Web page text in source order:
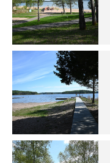
Lue
Leirintäoppaan
artikkeli:
Meren
äärellä
ja
vehreän
virkistysalueen
laidalla
Lue
Leirintäoppaan
artikkeli:
Yksilöä
huomioivaa
yhteisöllisyyttä